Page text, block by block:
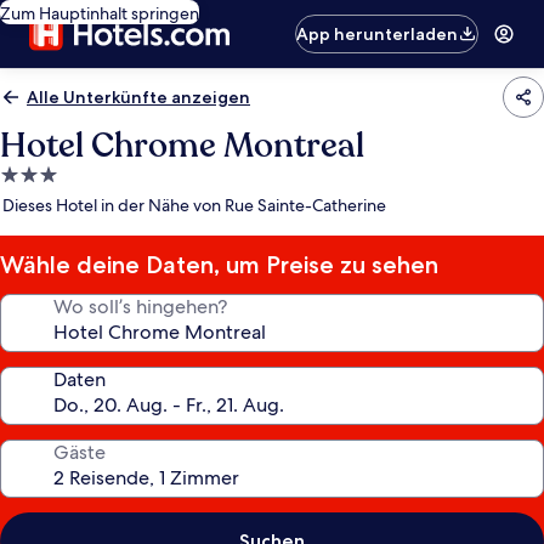
Zum Hauptinhalt springen
App herunterladen
Alle Unterkünfte anzeigen
Hotel Chrome Montreal
3.0-
Sterne-
Dieses Hotel in der Nähe von Rue Sainte-Catherine
Wähle deine Daten, um Preise zu sehen
Wo soll’s hingehen?
Daten
Gäste